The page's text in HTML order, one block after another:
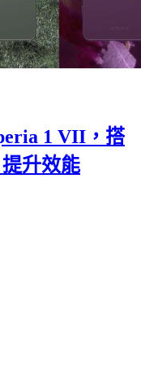
1 VII，搭
升效能